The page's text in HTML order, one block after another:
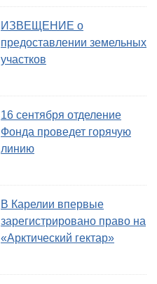
ИЗВЕЩЕНИЕ о
предоставлении земельных
участков
16 сентября отделение
Фонда проведет горячую
линию
В Карелии впервые
зарегистрировано право на
«Арктический гектар»